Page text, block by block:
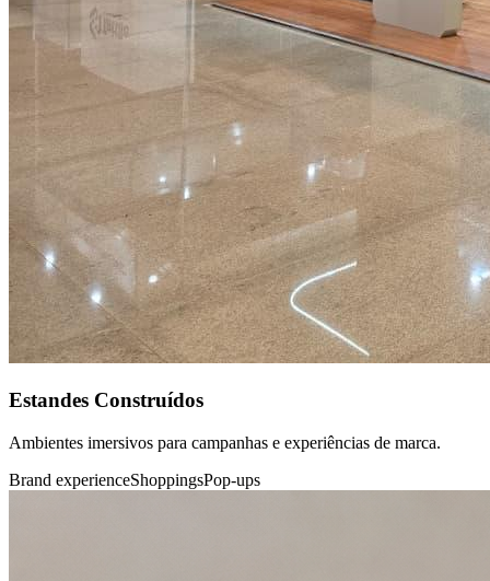
Estandes Construídos
Ambientes imersivos para campanhas e experiências de marca.
Brand experienceShoppingsPop-ups